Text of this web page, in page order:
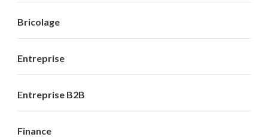
Bricolage
Entreprise
Entreprise B2B
Finance